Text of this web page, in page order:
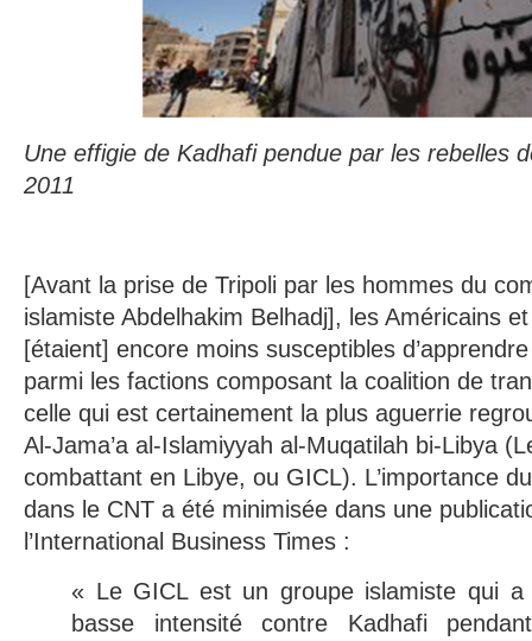
Une effigie de Kadhafi pendue par les rebelles
2011
[Avant la prise de Tripoli par les hommes du
islamiste Abdelhakim Belhadj], les Américains
[étaient] encore moins susceptibles
parmi les factions composant la coalition de
celle qui est certainement la plus aguerrie
Al-Jama’a al-Islamiyyah al-Muqatilah bi-Libya
combattant en Libye, ou GICL). L’importance
dans le CNT a été minimisée dans une
l’International Business Times :
« Le GICL est un groupe islamiste qui
basse intensité contre Kadhafi